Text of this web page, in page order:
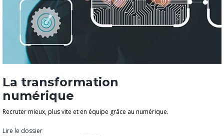
La transformation
numérique
Recruter mieux, plus vite et en équipe grâce au numérique.
Lire le dossier